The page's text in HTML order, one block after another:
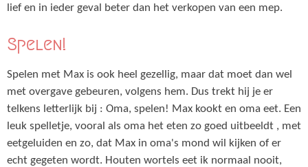
lief en in ieder geval beter dan het verkopen van een mep.
Spelen!
Spelen met Max is ook heel gezellig, maar dat moet dan wel
met overgave gebeuren, volgens hem. Dus trekt hij je er
telkens letterlijk bij : Oma, spelen! Max kookt en oma eet. Een
leuk spelletje, vooral als oma het eten zo goed uitbeeldt , met
eetgeluiden en zo, dat Max in oma's mond wil kijken of er
echt gegeten wordt. Houten wortels eet ik normaal nooit,